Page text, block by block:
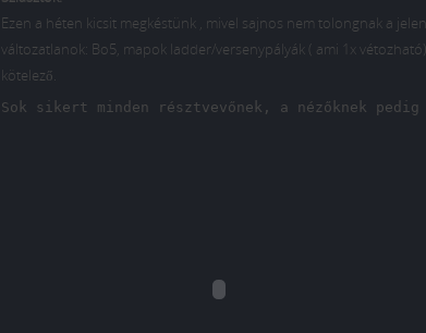
Ezen a héten kicsit megkéstünk , mivel sajnos nem tolongnak a
változatlanok: Bo5, mapok ladder/versenypályák ( ami 1x
kötelező.
Sok sikert minden résztvevőnek, a nézőknek